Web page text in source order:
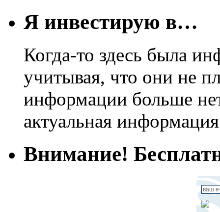
Я инвестирую в…
Когда-то здесь была
учитывая, что они не
информации больше
актуальная
Внимание!